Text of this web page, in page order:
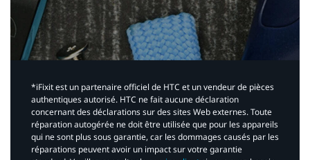
*iFixit est un partenaire officiel de HTC et un vendeur de pièces
authentiques autorisé. HTC ne fait aucune déclaration
concernant des déclarations sur des sites Web externes. Toute
réparation autogérée ne doit être utilisée que pour les appareils
qui ne sont plus sous garantie, car les dommages causés par les
réparations peuvent avoir un impact sur votre garantie